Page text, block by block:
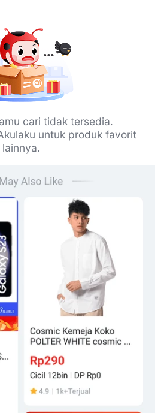
cari tidak tersedia.
untuk produk favorit
lainnya.